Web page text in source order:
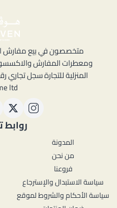
متخصصون في بيع مفارش
ومعطرات المفارش
ltd
المدونة
من نحن
فروعنا
سياسة الاستبدال والإسترجاع
سياسة الأحكام والشروط لموقع